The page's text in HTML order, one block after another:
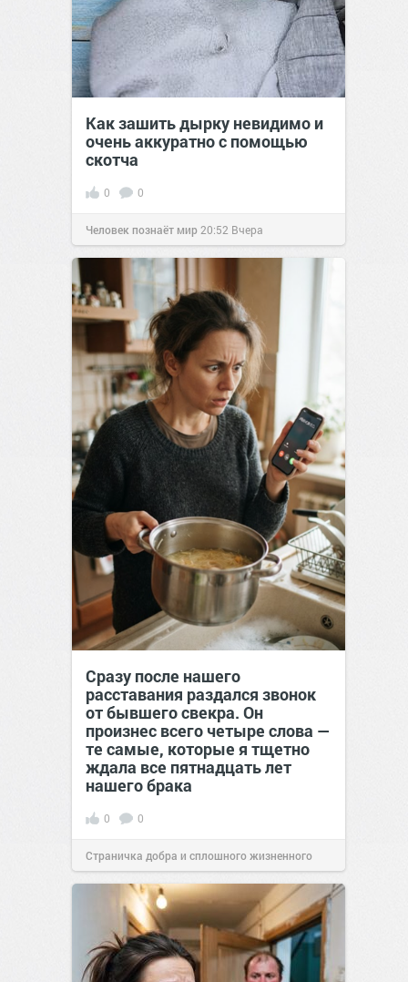
Как зашить дырку невидимо и
очень аккуратно с помощью
скотча
0 0
Человек познаёт мир 20:52 Вчера
Сразу после нашего
расставания раздался звонок
от бывшего свекра. Он
произнес всего четыре слова —
те самые, которые я тщетно
ждала все пятнадцать лет
нашего брака
0 0
Страничка добра и сплошного жизненного
позитива!00:2907 авг 2026